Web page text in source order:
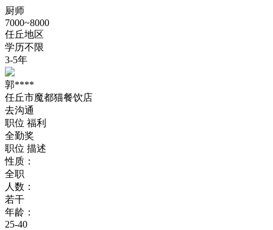
厨师
7000~8000
任丘地区
学历不限
3-5年
郭****
任丘市魔都猫餐饮店
去沟通
职位 福利
全勤奖
职位 描述
性质：
全职
人数：
若干
年龄：
25-40